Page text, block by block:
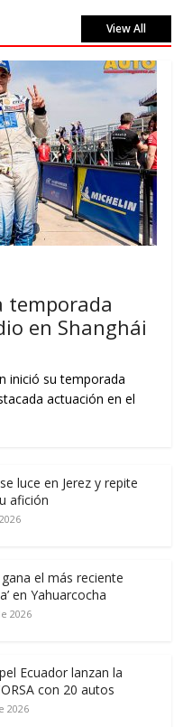
View All
temporada
en Shanghái
inició su temporada
actuación en el
luce en Jerez y repite
afición
el más reciente
en Yahuarcocha
2026
Ecuador lanzan la
con 20 autos
2026